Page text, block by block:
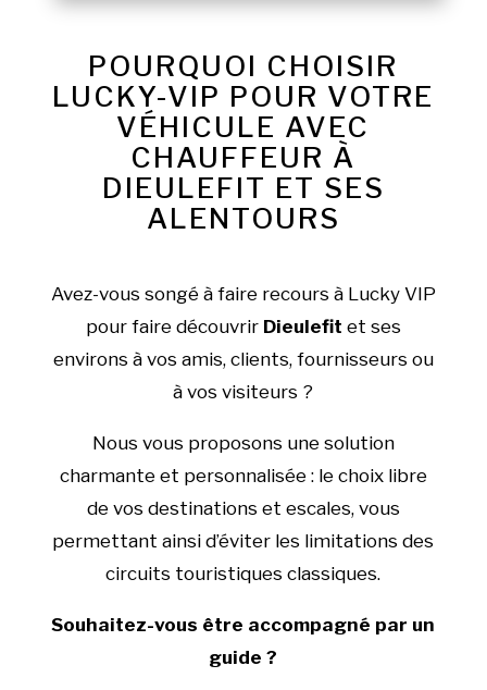
POURQUOI CHOISIR
LUCKY-VIP POUR VOTRE
VÉHICULE AVEC
CHAUFFEUR À
DIEULEFIT ET SES
ALENTOURS
Avez-vous songé à faire recours à Lucky VIP
pour faire découvrir Dieulefit et ses
environs à vos amis, clients, fournisseurs ou
à vos visiteurs ?
Nous vous proposons une solution
charmante et personnalisée : le choix libre
de vos destinations et escales, vous
permettant ainsi d’éviter les limitations des
circuits touristiques classiques.
Souhaitez-vous être accompagné par un
guide ?